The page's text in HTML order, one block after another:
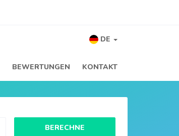
DE
BEWERTUNGEN KONTAKT
BERECHNE